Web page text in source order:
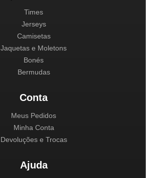
Times
Jerseys
Camisetas
Jaquetas e Moletons
Bonés
Bermudas
Conta
Meus Pedidos
Minha Conta
Devoluções e Trocas
Ajuda